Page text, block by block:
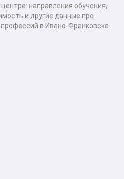
направления обучения,
и другие данные про
в Ивано-Франковске